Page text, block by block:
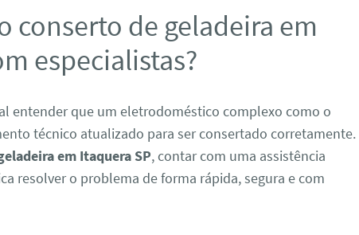
conserto de geladeira em
especialistas?
entender que um eletrodoméstico complexo como o
técnico atualizado para ser consertado corretamente.
em Itaquera SP, contar com uma assistência
resolver o problema de forma rápida, segura e com